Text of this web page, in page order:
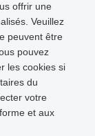
offrir une
Veuillez
peuvent être
pouvez
les cookies si
du
votre
et aux